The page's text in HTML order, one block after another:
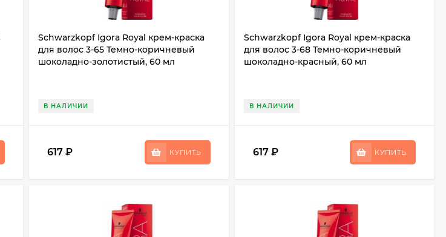
Schwarzkopf Igora Royal крем-краска
для волос 3-65 Темно-коричневый
шоколадно-золотистый, 60 мл
В НАЛИЧИИ
617₽ КУПИТЬ
Schwarzkopf Igora Royal крем-краска
для волос 3-68 Темно-коричневый
шоколадно-красный, 60 мл
В НАЛИЧИИ
617 ₽ КУПИТЬ